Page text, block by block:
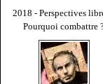
2018 - Perspectives
Pourquoi combattre